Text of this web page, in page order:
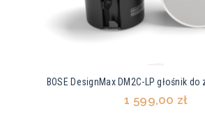
BOSE DesignMax DM2C-LP głośnik
1 599,00 zł